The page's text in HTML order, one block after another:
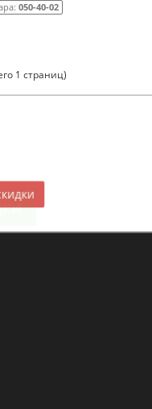
050-40-02
1 страниц)